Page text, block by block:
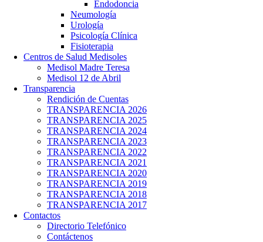
Endodoncia
Neumología
Urología
Psicología Clínica
Fisioterapia
Centros de Salud Medisoles
Medisol Madre Teresa
Medisol 12 de Abril
Transparencia
Rendición de Cuentas
TRANSPARENCIA 2026
TRANSPARENCIA 2025
TRANSPARENCIA 2024
TRANSPARENCIA 2023
TRANSPARENCIA 2022
TRANSPARENCIA 2021
TRANSPARENCIA 2020
TRANSPARENCIA 2019
TRANSPARENCIA 2018
TRANSPARENCIA 2017
Contactos
Directorio Telefónico
Contáctenos